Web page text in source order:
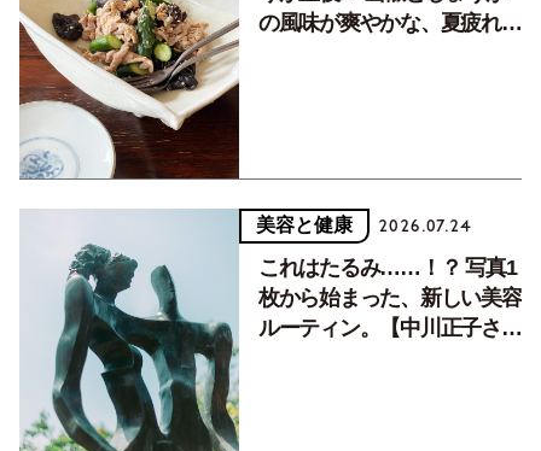
の風味が爽やかな、夏疲れを
美容と健康 2026.07.24
これはたるみ……！？ 写真1
枚から始まった、新しい美容
ルーティン。【中川正子さん